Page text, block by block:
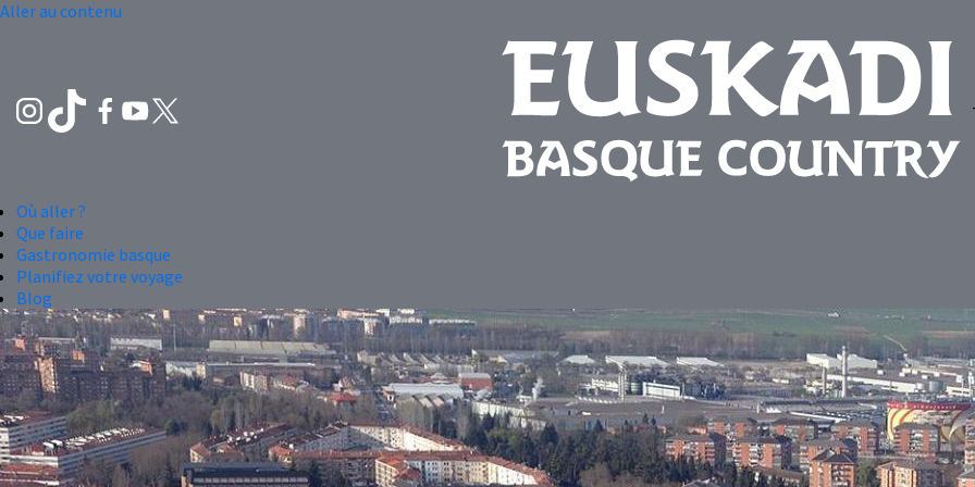
Aller au contenu
Où aller ?
Que faire
Gastronomie basque
Planifiez votre voyage
Blog